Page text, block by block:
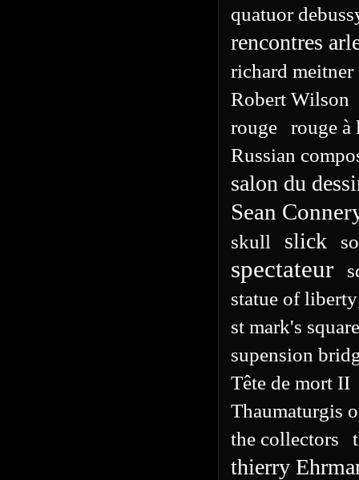
quatuor
rencontres
richard meitner
Robert Wilson
rouge
rouge à
Russian
salon du
Sean
skull slick
spectateur
statue of
st mark's square
supension
Tête de mort II
Thaumaturgis
the collectors
thierry